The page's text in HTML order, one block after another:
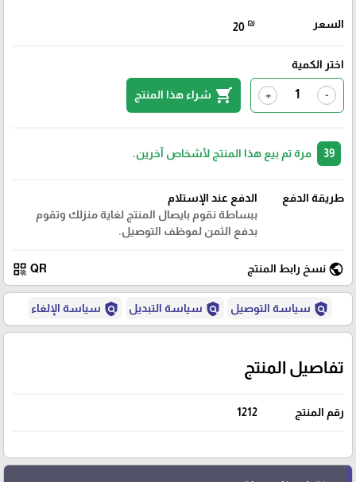
السعر 20 ₪
اختر الكمية
-
+
shopping_cart شراء هذا المنتج
مرة تم بيع هذا المنتج لأشخاص آخرين.
طريقة الدفع
الدفع عند الإستلام
ببساطة نقوم بايصال المنتج لغاية منزلك وتقوم
بدفع الثمن لموظف التوصيل.
public نسخ رابط المنتج QR
qr_code
policy سياسة التوصيل policy سياسة التبديل policy سياسة الإلغاء
تفاصيل المنتج
رقم المنتج 1212